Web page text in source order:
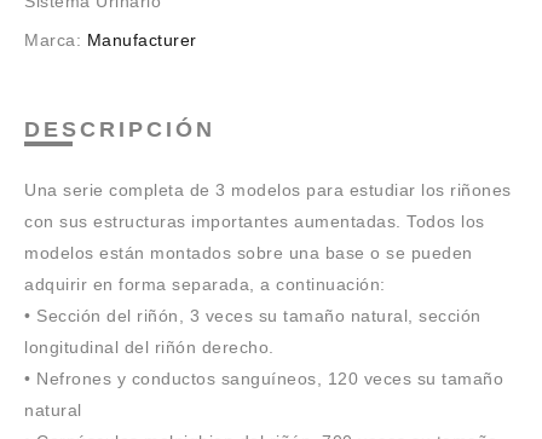
Marca: Manufacturer
DESCRIPCIÓN
Una serie completa de 3 modelos para estudiar los riñones
con sus estructuras importantes aumentadas. Todos los
modelos están montados sobre una base o se pueden
adquirir en forma separada, a continuación:
• Sección del riñón, 3 veces su tamaño natural, sección
longitudinal del riñón derecho.
• Nefrones y conductos sanguíneos, 120 veces su tamaño
natural